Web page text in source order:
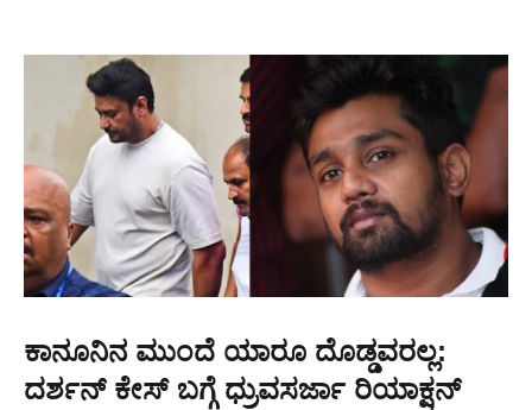
ಕಾನೂನಿನ ಮುಂದೆ ಯಾರೂ ದೊಡ್ಡವರಲ್ಲ:
ದರ್ಶನ್‌ ಕೇಸ್‌ ಬಗ್ಗೆ ಧ್ರುವಸರ್ಜಾ ರಿಯಾಕ್ಷನ್‌